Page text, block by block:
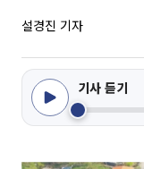
설경진 기자
기사 듣기